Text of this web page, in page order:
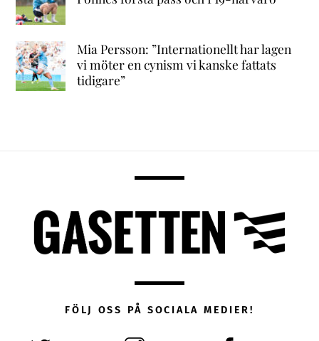
Mia Persson: ”Internationellt har lagen
vi möter en cynism vi kanske fattats
tidigare”
FÖLJ OSS PÅ SOCIALA MEDIER!